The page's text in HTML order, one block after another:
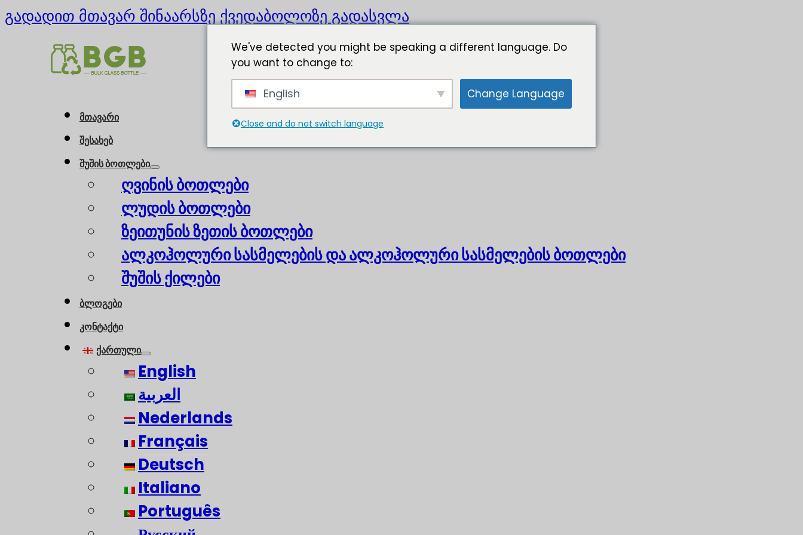
გადადით მთავარ შინაარსზექვედაბოლოზე გადასვლა
მთავარი
შესახებ
შუშის ბოთლები
ღვინის ბოთლები
ლუდის ბოთლები
ზეითუნის ზეთის ბოთლები
ალკოჰოლური სასმელების და ალკოჰოლური სასმელების ბოთლები
შუშის ქილები
ბლოგები
კონტაქტი
ქართული
English
العربية
Nederlands
Français
Deutsch
Italiano
Português
We've detected you might be speaking a different language. Do
you want to change to:
English Change Language
Close and do not switch language